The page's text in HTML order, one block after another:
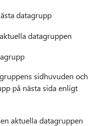
datagrupp
datagruppen
sidhuvuden och
på nästa sida enligt
aktuella datagruppen